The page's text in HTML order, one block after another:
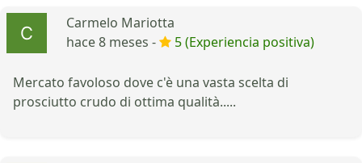
Carmelo Mariotta
hace 8 meses -
5 (Experiencia positiva)
Mercato favoloso dove c'è una vasta scelta di
prosciutto crudo di ottima qualità.....